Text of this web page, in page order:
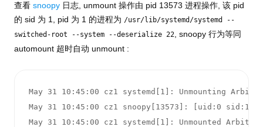
查看 snoopy 日志, unmount 操作由 pid 13573 进程操作, 该 pid
的 sid 为 1, pid 为 1 的进程为 /usr/lib/systemd/systemd --
switched-root --system --deserialize 22 , snoopy 行为等同
automount 超时自动 unmount :
May 31 10:45:00 cz1 systemd[1]: Unmounting
May 31 10:45:00 cz1 snoopy[13573]: [uid:0 sid:1
May 31 10:45:00 cz1 systemd[1]: Unmounted